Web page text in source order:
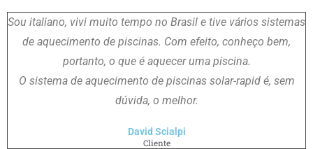
Sou italiano, vivi muito tempo no Brasil e tive vários sistemas
de aquecimento de piscinas. Com efeito, conheço bem,
portanto, o que é aquecer uma piscina.
O sistema de aquecimento de piscinas solar-rapid é, sem
dúvida, o melhor.
David Scialpi
Cliente